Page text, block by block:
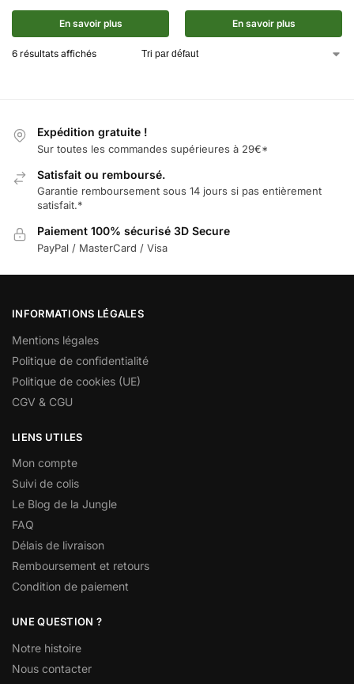
En savoir plus En savoir plus
6 résultats affichés
Expédition gratuite !
Sur toutes les commandes supérieures à 29€*
Satisfait ou remboursé.
Garantie remboursement sous 14 jours si pas entièrement
satisfait.*
Paiement 100% sécurisé 3D Secure
PayPal / MasterCard / Visa
INFORMATIONS LÉGALES
Mentions légales
Politique de confidentialité
Politique de cookies (UE)
CGV & CGU
LIENS UTILES
Mon compte
Suivi de colis
Le Blog de la Jungle
FAQ
Délais de livraison
Remboursement et retours
Condition de paiement
UNE QUESTION ?
Notre histoire
Nous contacter